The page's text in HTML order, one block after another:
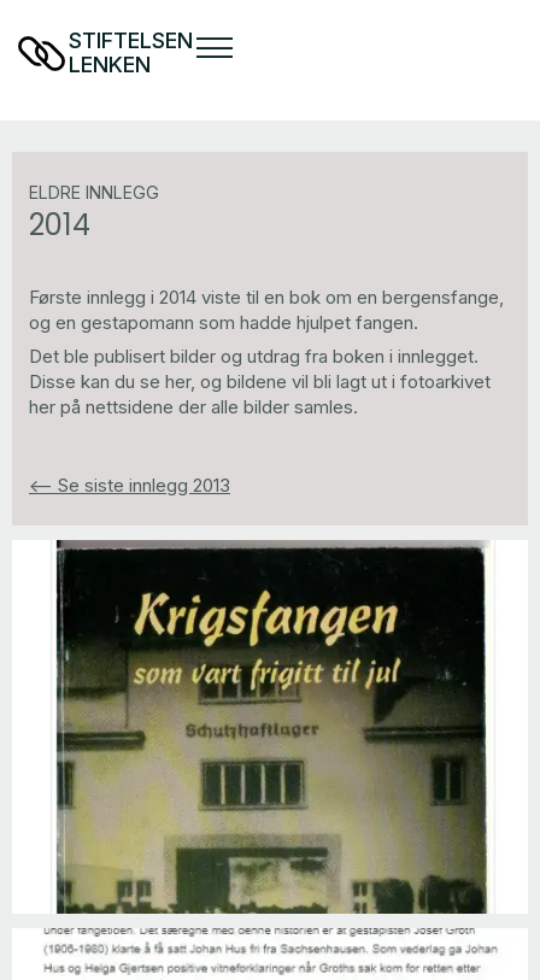
STIFTELSEN
LENKEN
ELDRE INNLEGG
2014
Første innlegg i 2014 viste til en bok om en bergensfange,
og en gestapomann som hadde hjulpet fangen.
Det ble publisert bilder og utdrag fra boken i innlegget.
Disse kan du se her, og bildene vil bli lagt ut i fotoarkivet
her på nettsidene der alle bilder samles.
<-- Se siste innlegg 2013